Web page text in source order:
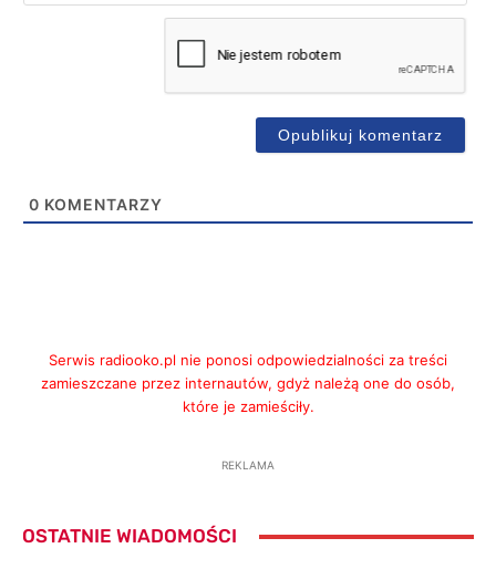
0 KOMENTARZY
Serwis radiooko.pl nie ponosi odpowiedzialności za treści
zamieszczane przez internautów, gdyż należą one do osób,
które je zamieściły.
REKLAMA
OSTATNIE WIADOMOŚCI